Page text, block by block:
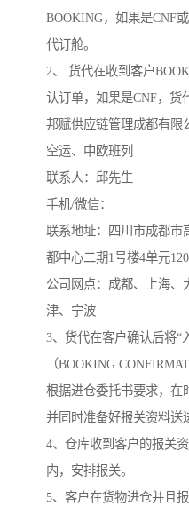
BOOKING，如果是CNF
代订舱。
2、 货代在收到客户
认订单，如果是CNF，货
邦赋供应链管理成都有
空运、中欧班列
联系人：邱先生
手机/微信：
联系地址：四川市成都市
都中心二期1号楼4单元
公司网点：成都、上海、
津、宁波
3、货代在客户确认后将“
（BOOKING
根据进仓委托书要求，在
并同时准备好报关资料送
4、仓库收到客户的报关
内，安排报关。
5、客户在货物进仓并且